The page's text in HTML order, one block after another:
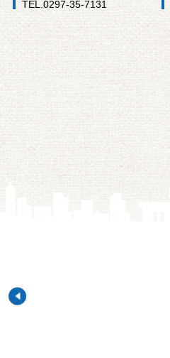
TEL.0297-35-7131